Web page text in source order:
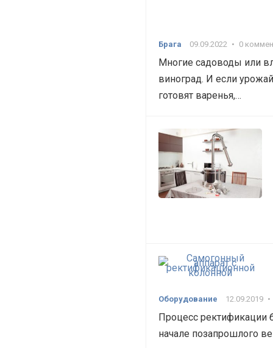
Брага 09.09.2022 • 0
Многие садоводы или
виноград. И если
готовят варенья,…
Оборудование 12.09.2019 •
Процесс ректификации
начале позапрошлого